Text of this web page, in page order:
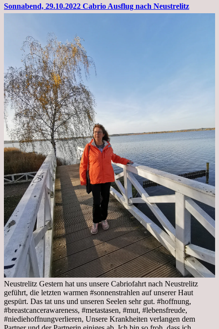
Sonnabend, 29.10.2022 Cabrio Ausflug nach Neustrelitz
Neustrelitz Gestern hat uns unsere Cabriofahrt nach Neustrelitz
geführt, die letzten warmen #sonnenstrahlen auf unserer Haut
gespürt. Das tat uns und unseren Seelen sehr gut. #hoffnung,
#breastcancerawareness, #metastasen, #mut, #lebensfreude,
#niediehoffnungverlieren, Unsere Krankheiten verlangen dem